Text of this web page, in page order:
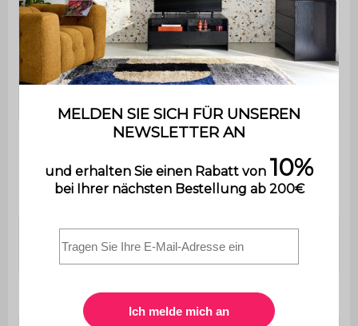
Maximale Belastung 110 kg
Verwendung Innenbereich
Montage
Der Aufbau ist sehr
Bedienungsanleitung
wird mitgeliefert.
und Rückenlehne
kg/m3)
B 66 x T 59 x H 76 cm